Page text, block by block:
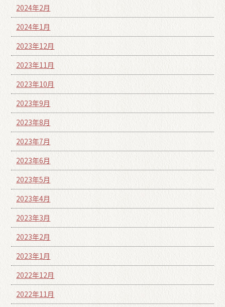
2024年2月
2024年1月
2023年12月
2023年11月
2023年10月
2023年9月
2023年8月
2023年7月
2023年6月
2023年5月
2023年4月
2023年3月
2023年2月
2023年1月
2022年12月
2022年11月